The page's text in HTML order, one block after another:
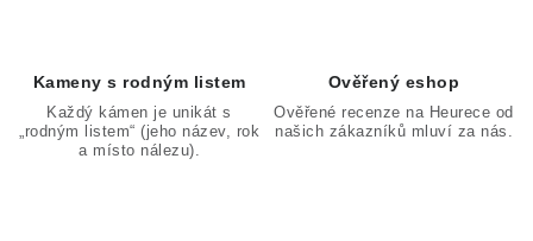
Kameny s rodným listem
Každý kámen je unikát s
„rodným listem“ (jeho název, rok
a místo nálezu).
Ověřený eshop
Ověřené recenze na Heurece od
našich zákazníků mluví za nás.